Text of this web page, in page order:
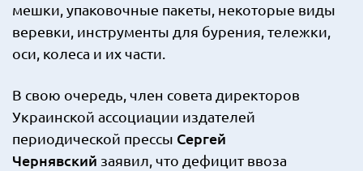
мешки, упаковочные пакеты, некоторые виды
веревки, инструменты для бурения, тележки,
оси, колеса и их части.
В свою очередь, член совета директоров
Украинской ассоциации издателей
периодической прессы Сергей
Чернявский заявил, что дефицит ввоза